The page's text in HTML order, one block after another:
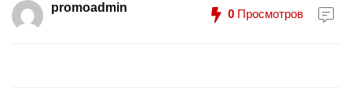
promoadmin 0 Просмотров